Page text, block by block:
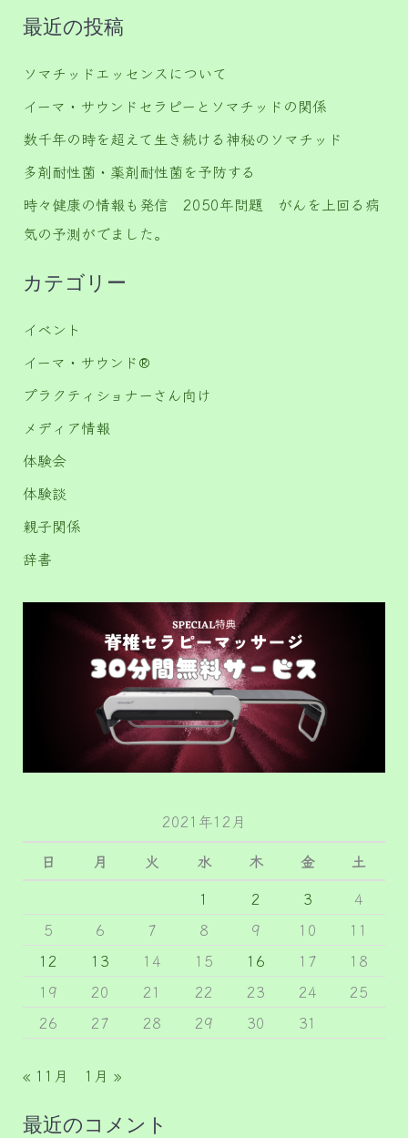
最近の投稿
ソマチッドエッセンスについて
イーマ・サウンドセラピーとソマチッドの関係
数千年の時を超えて生き続ける神秘のソマチッド
多剤耐性菌・薬剤耐性菌を予防する
時々健康の情報も発信 2050年問題 がんを上回る病
気の予測がでました。
カテゴリー
イベント
イーマ・サウンド®️
プラクティショナーさん向け
メディア情報
体験会
体験談
親子関係
辞書
2021年12月
日
月 火 水 木 金
土
1
2 3
4
5
6 7 8 9 10
11
12
13 14 15 16 17
18
19
20 21 22 23 24
25
26
27 28 29 30 31
« 11月 1月 »
最近のコメント